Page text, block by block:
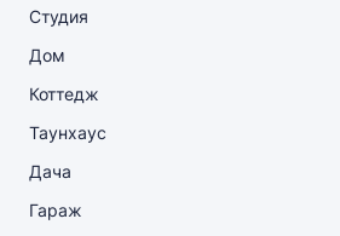
Студия
Дом
Коттедж
Таунхаус
Дача
Гараж